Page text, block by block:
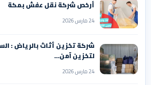
أرخص شركة نقل عفش بمكة
24 مارس 2026
شركة تخزين أثاث بالرياض :
لتخزين آمن…
24 مارس 2026